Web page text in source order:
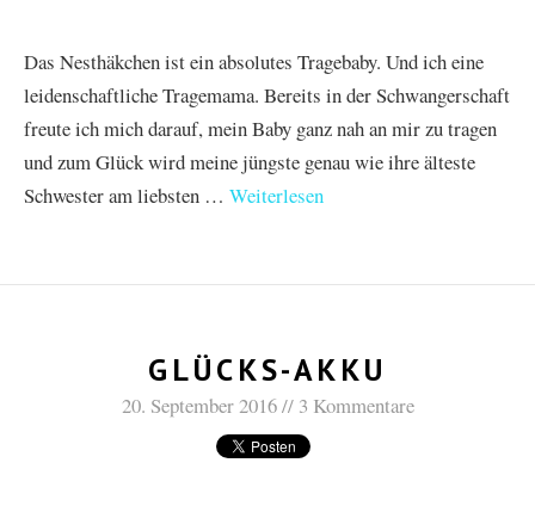
Das Nesthäkchen ist ein absolutes Tragebaby. Und ich eine
leidenschaftliche Tragemama. Bereits in der Schwangerschaft
freute ich mich darauf, mein Baby ganz nah an mir zu tragen
und zum Glück wird meine jüngste genau wie ihre älteste
Schwester am liebsten … Weiterlesen
GLÜCKS-AKKU
20. September 2016 3 Kommentare